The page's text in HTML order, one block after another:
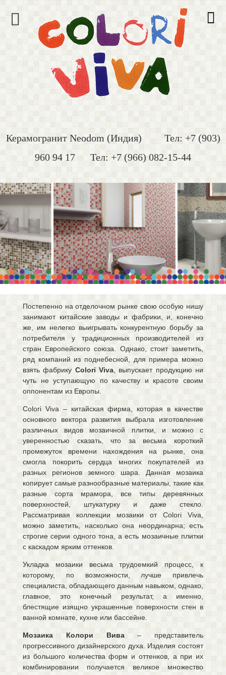
 
Керамогранит Neodom (Индия) Тел: +7 (903)
960 94 17 Тел: +7 (966) 082-15-44
Постепенно на отделочном рынке свою особую нишу
занимают китайские заводы и фабрики, и, конечно
же, им нелегко выигрывать конкурентную борьбу за
потребителя у традиционных производителей из
стран Европейского союза. Однако, стоит заметить,
ряд компаний из поднебесной, для примера можно
взять фабрику Colori Viva , выпускает продукцию ни
чуть не уступающую по качеству и красоте своим
оппонентам из Европы.
Colori Viva – китайская фирма, которая в качестве
основного вектора развития выбрала изготовление
различных видов мозаичной плитки, и можно с
уверенностью сказать, что за весьма короткий
промежуток времени нахождения на рынке, она
смогла покорить сердца многих покупателей из
разных регионов земного шара. Данная мозаика
копирует самые разнообразные материалы, такие как
разные сорта мрамора, все типы деревянных
поверхностей, штукатурку и даже стекло.
Рассматривая коллекции мозаики от Colori Viva,
можно заметить, насколько она неординарна; есть
строгие серии одного тона, а есть мозаичные плитки
с каскадом ярким оттенков.
Укладка мозаики весьма трудоемкий процесс, к
которому, по возможности, лучше привлечь
специалиста, обладающего данным навыком, однако,
главное, это конечный результат, а именно,
блестящие изящно украшенные поверхности стен в
ванной комнате, кухне или бассейне.
Мозаика Колори Вивa– представитель
прогрессивного дизайнерского духа. Изделия состоят
из большого количества форм и оттенков, а при их
комбинировании получается великое множество
Ваше Имя*
Телефон* (цифры)
@e-mail
Адрес отгрузки*
Комментарии к заказу
Доставка
Оплата
ОТПРАВИТЬ ЗАКАЗ
ОЧИСТИТЬ КОРЗИНУ
Вернуться в магазин
Нажимая на кнопку «Отправить заказ», я
даю согласие на обработку персональных
данных.
Подробнее